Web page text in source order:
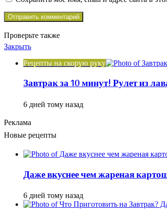
Проверьте также
Закрыть
Рецепты на скорую руку
Завтрак за 10 минут! Рулет из
6 дней тому назад
Реклама
Новые рецепты
Даже вкуснее чем жареная
6 дней тому назад